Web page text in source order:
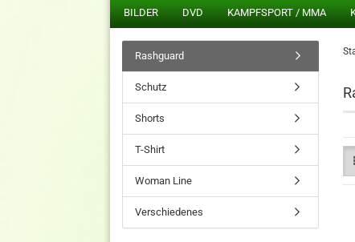
BILDER DVD KAMPFSPORT / MMA
Rashguard
Schutz
Shorts
T-Shirt
Woman Line
Verschiedenes